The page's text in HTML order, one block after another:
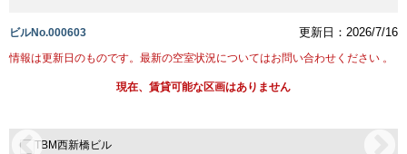
ビルNo.000603 更新日：2026/7/16
情報は更新日のものです。最新の空室状況についてはお問い合わせください 。
現在、賃貸可能な区画はありません